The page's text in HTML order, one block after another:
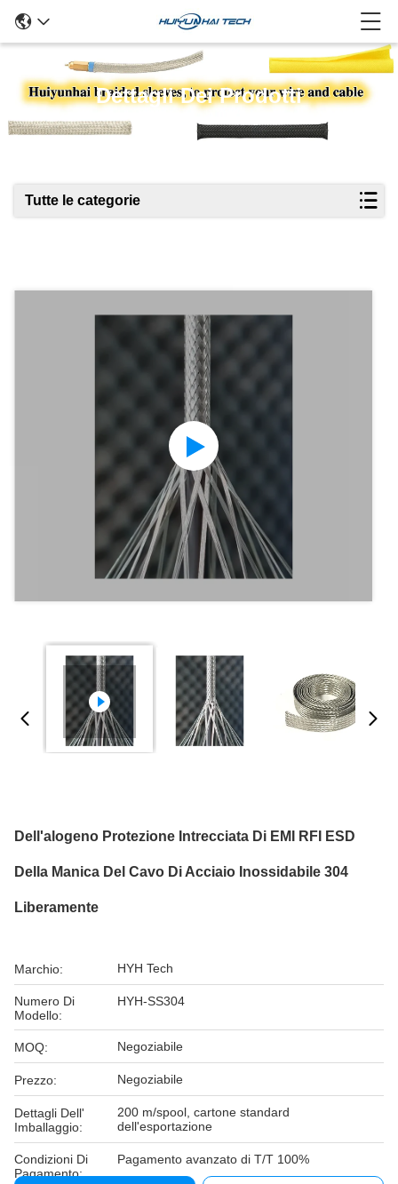
Dettagli Dei Prodotti
Tutte le categorie
Dell'alogeno Protezione Intrecciata Di EMI RFI ESD
Della Manica Del Cavo Di Acciaio Inossidabile 304
Liberamente
Marchio: HYH Tech
Numero Di
Modello:
HYH-SS304
MOQ: Negoziabile
Prezzo: Negoziabile
Dettagli Dell'
Imballaggio:
200 m/spool, cartone standard
dell'esportazione
Condizioni Di
Pagamento:
Pagamento avanzato di T/T 100%